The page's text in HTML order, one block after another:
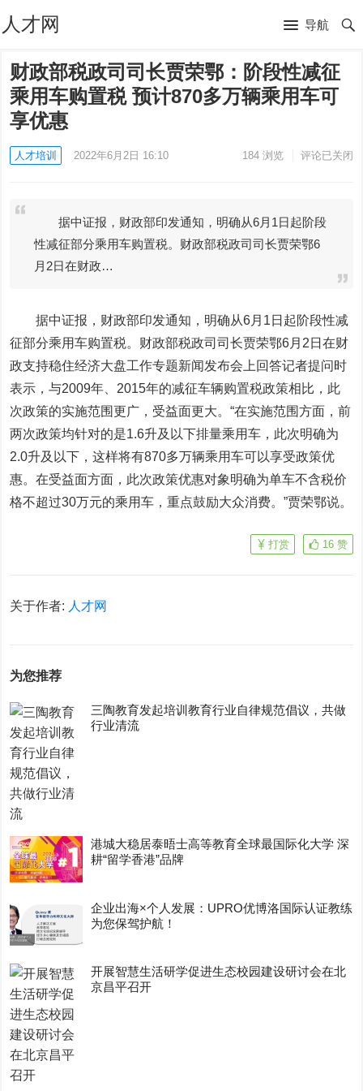
人才网 导航
财政部税政司司长贾荣鄂：阶段性减征
乘用车购置税 预计870多万辆乘用车可
享优惠
人才培训 2022年6月2日 16:10 184浏览 评论已关闭
据中证报，财政部印发通知，明确从6月1日起阶段
性减征部分乘用车购置税。财政部税政司司长贾荣鄂6
月2日在财政…
据中证报，财政部印发通知，明确从6月1日起阶段性减
征部分乘用车购置税。财政部税政司司长贾荣鄂6月2日在财
政支持稳住经济大盘工作专题新闻发布会上回答记者提问时
表示，与2009年、2015年的减征车辆购置税政策相比，此
次政策的实施范围更广，受益面更大。“在实施范围方面，前
两次政策均针对的是1.6升及以下排量乘用车，此次明确为
2.0升及以下，这样将有870多万辆乘用车可以享受政策优
惠。在受益面方面，此次政策优惠对象明确为单车不含税价
格不超过30万元的乘用车，重点鼓励大众消费。”贾荣鄂说。
16 赞
打赏
关于作者: 人才网
为您推荐
三陶教育发起培训教育行业自律规范倡议，共做
行业清流
港城大稳居泰晤士高等教育全球最国际化大学 深
耕“留学香港”品牌
企业出海×个人发展：UPRO优博洛国际认证教练
为您保驾护航！
开展智慧生活研学促进生态校园建设研讨会在北
京昌平召开